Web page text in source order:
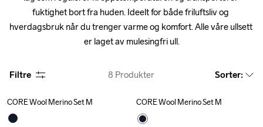
fuktighet bort fra huden. Ideelt for både friluftsliv og
hverdagsbruk når du trenger varme og komfort. Alle våre ullsett
er laget av mulesingfri ull.
Filtre 8 Produkter Sorter:
CORE Wool Merino Set M CORE Wool Merino Set M